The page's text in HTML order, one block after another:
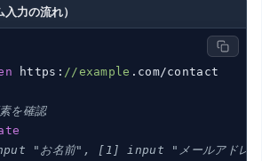
力の流れ）
https: //example .com/contact
を確認
"お名前", [1] input "メールアド